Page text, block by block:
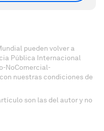
pueden volver a
Pública Internacional
NoComercial-
nuestras condiciones de
son las del autor y no